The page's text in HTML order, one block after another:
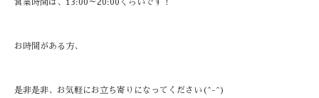
営業時間は、13:00～20:00くらいです！
お時間がある方、
是非是非、お気軽にお立ち寄りになってください(^-^)